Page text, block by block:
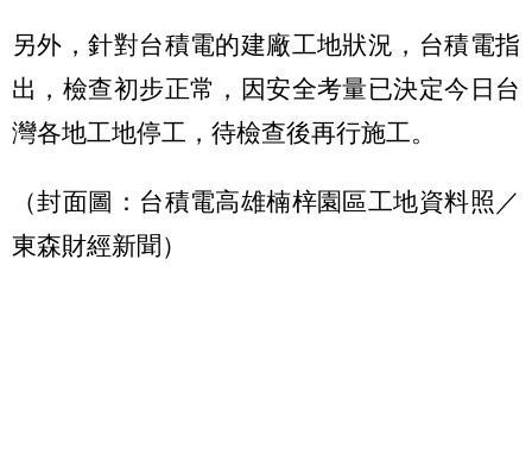
另外，針對台積電的建廠工地狀況，台積電指
出，檢查初步正常，因安全考量已決定今日台
灣各地工地停工，待檢查後再行施工。
（封面圖：台積電高雄楠梓園區工地資料照／
東森財經新聞）